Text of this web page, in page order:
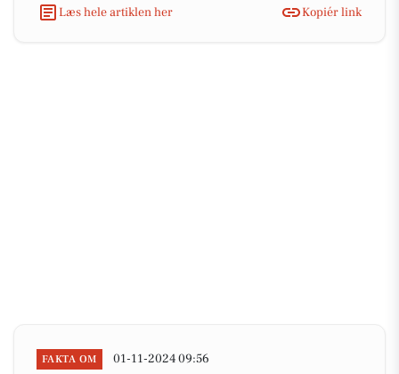
Læs hele artiklen her Kopiér link
FAKTA OM 01-11-2024 09:56